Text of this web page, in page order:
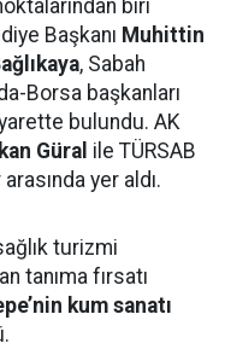
biri
Başkanı Muhittin
, Sabah
Borsa başkanları
bulundu. AK
Güral ile TÜRSAB
yer aldı.
turizmi
tanıma fırsatı
kum sanatı